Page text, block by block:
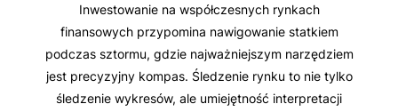
Inwestowanie na współczesnych rynkach
finansowych przypomina nawigowanie statkiem
podczas sztormu, gdzie najważniejszym narzędziem
jest precyzyjny kompas. Śledzenie rynku to nie tylko
śledzenie wykresów, ale umiejętność interpretacji